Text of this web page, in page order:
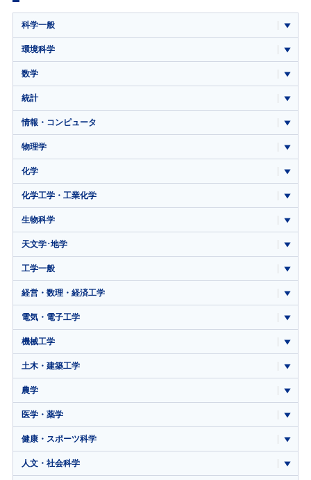
科学一般
環境科学
数学
統計
情報・コンピュータ
物理学
化学
化学工学・工業化学
生物科学
天文学･地学
工学一般
経営・数理・経済工学
電気・電子工学
機械工学
土木・建築工学
農学
医学・薬学
健康・スポーツ科学
人文・社会科学